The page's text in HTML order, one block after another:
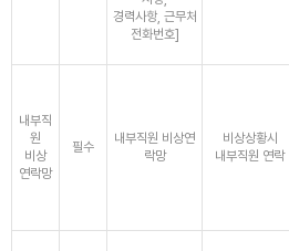
경력사항, 근무처
전화번호]
내부직
원
비상
연락망
필수
내부직원 비상연
락망
비상상황시
내부직원 연락